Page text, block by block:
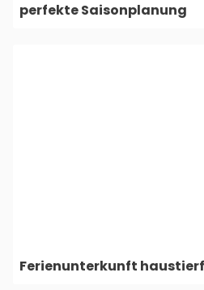
perfekte Saisonplanung
Ferienunterkunft